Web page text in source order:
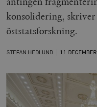
konsolidering,
öststatsforskning.
STEFAN HEDLUND 11 DECEMBER